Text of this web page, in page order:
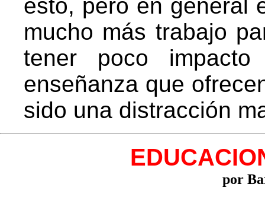
esto, pero en general
mucho más trabajo
tener poco
enseñanza que
sido una distracción
por